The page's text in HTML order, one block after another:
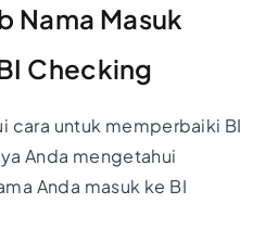
Nama Masuk
Checking
cara untuk memperbaiki BI
Anda mengetahui
Anda masuk ke BI